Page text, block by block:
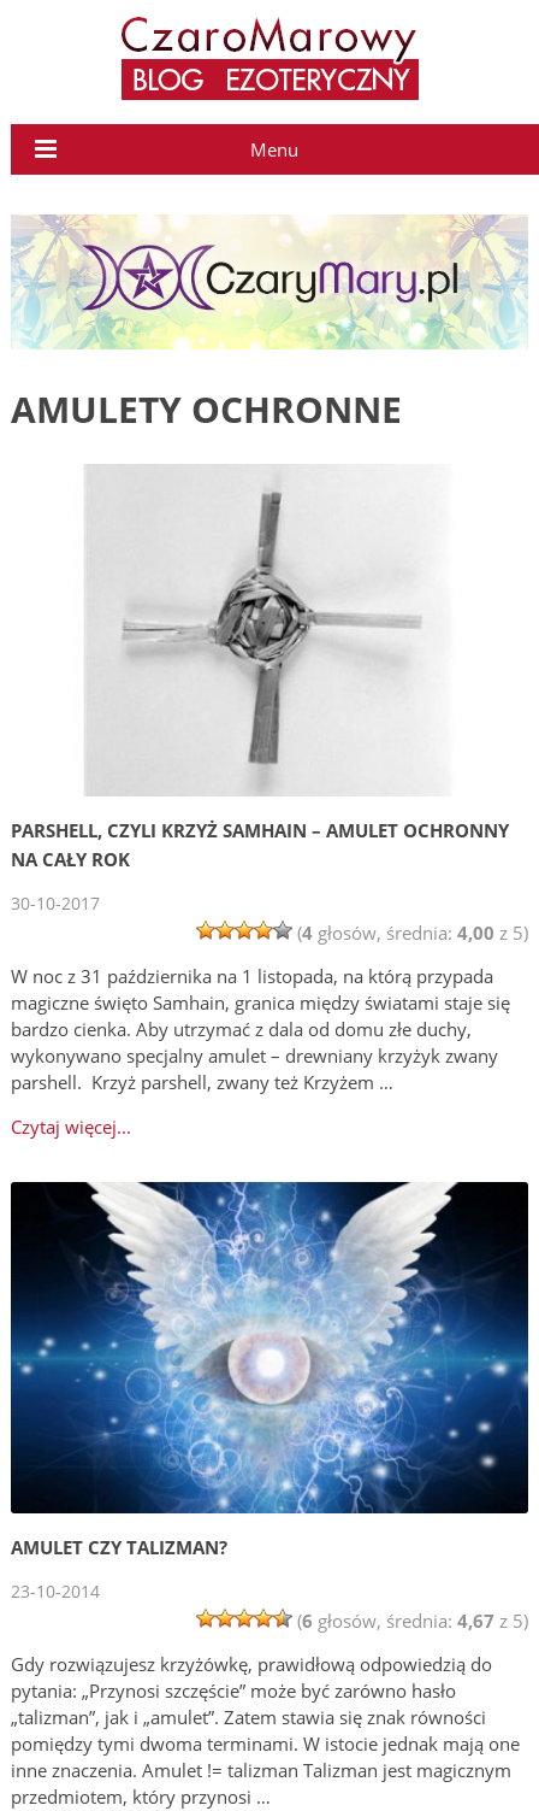
Menu
AMULETY OCHRONNE
PARSHELL, CZYLI KRZYŻ SAMHAIN – AMULET OCHRONNY
NA CAŁY ROK
30-10-2017
(4głosów, średnia: 4,00 z 5)
W noc z 31 października na 1 listopada, na którą przypada
magiczne święto Samhain, granica między światami staje się
bardzo cienka. Aby utrzymać z dala od domu złe duchy,
wykonywano specjalny amulet – drewniany krzyżyk zwany
parshell. Krzyż parshell, zwany też Krzyżem …
Czytaj więcej...
AMULET CZY TALIZMAN?
23-10-2014
(6 głosów, średnia: 4,67 z 5)
Gdy rozwiązujesz krzyżówkę, prawidłową odpowiedzią do
pytania: „Przynosi szczęście” może być zarówno hasło
„talizman”, jak i „amulet”. Zatem stawia się znak równości
pomiędzy tymi dwoma terminami. W istocie jednak mają one
inne znaczenia. Amulet != talizman Talizman jest magicznym
przedmiotem, który przynosi …